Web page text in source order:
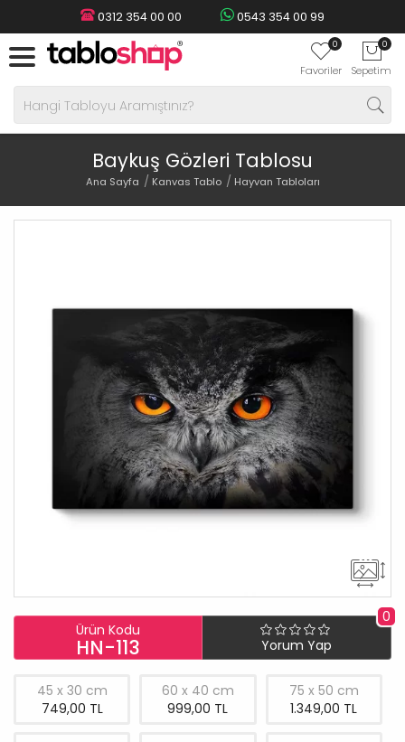
0312 354 00 00 0543 354 00 99
0
Favoriler
0
Sepetim
Baykuş Gözleri Tablosu
Ana Sayfa Kanvas Tablo Hayvan Tabloları
Ürün Kodu
HN-113
0
Yorum Yap
45 x 30 cm
749,00 TL
60 x 40 cm
999,00 TL
75 x 50 cm
1.349,00 TL